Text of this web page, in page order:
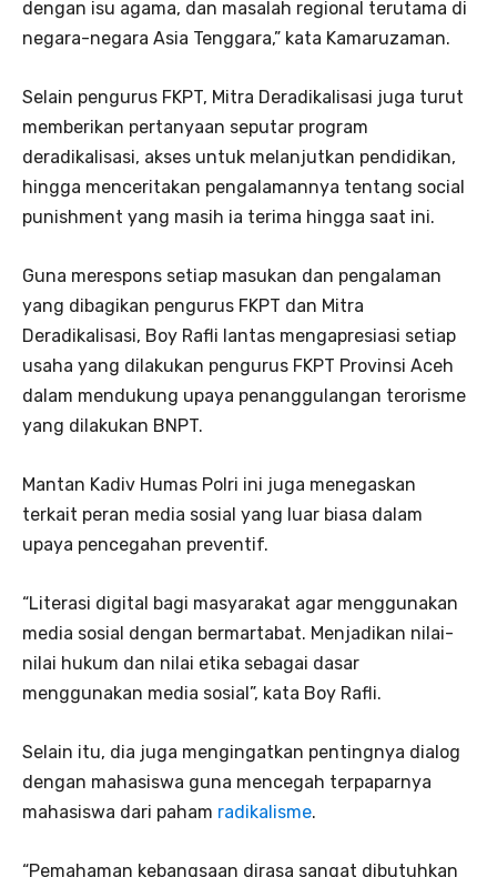
dengan isu agama, dan masalah regional terutama di
negara-negara Asia Tenggara,” kata Kamaruzaman.
Selain pengurus FKPT, Mitra Deradikalisasi juga turut
memberikan pertanyaan seputar program
deradikalisasi, akses untuk melanjutkan pendidikan,
hingga menceritakan pengalamannya tentang social
punishment yang masih ia terima hingga saat ini.
Guna merespons setiap masukan dan pengalaman
yang dibagikan pengurus FKPT dan Mitra
Deradikalisasi, Boy Rafli lantas mengapresiasi setiap
usaha yang dilakukan pengurus FKPT Provinsi Aceh
dalam mendukung upaya penanggulangan terorisme
yang dilakukan BNPT.
Mantan Kadiv Humas Polri ini juga menegaskan
terkait peran media sosial yang luar biasa dalam
upaya pencegahan preventif.
“Literasi digital bagi masyarakat agar menggunakan
media sosial dengan bermartabat. Menjadikan nilai-
nilai hukum dan nilai etika sebagai dasar
menggunakan media sosial”, kata Boy Rafli.
Selain itu, dia juga mengingatkan pentingnya dialog
dengan mahasiswa guna mencegah terpaparnya
mahasiswa dari paham radikalisme.
“Pemahaman kebangsaan dirasa sangat dibutuhkan